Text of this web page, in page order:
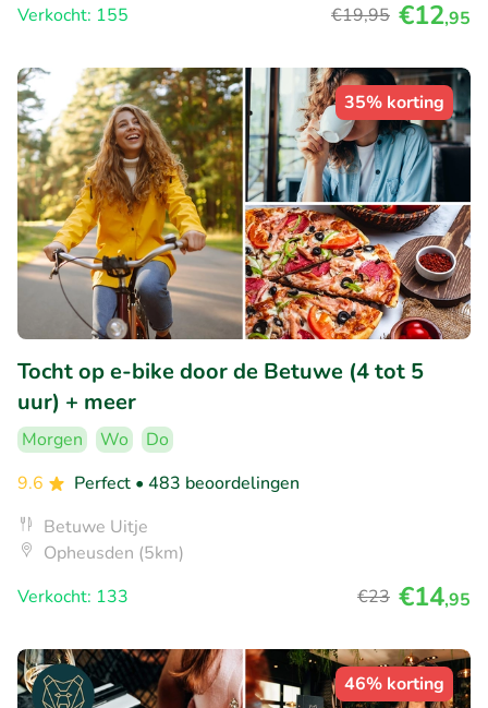
Verkocht: 155
€19,95 €12,95
35% korting
Tocht op e-bike door de Betuwe (4 tot 5
uur) + meer
Morgen Wo
Do
9.6
Perfect • 483 beoordelingen
Betuwe Uitje
Opheusden (5km)
Verkocht: 133
€23 €14,95
46% korting